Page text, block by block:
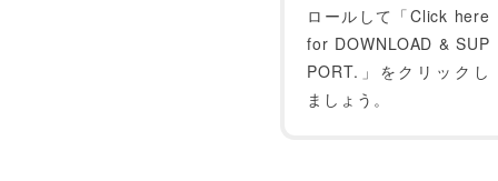
ロールして「Click here
for DOWNLOAD & SUP
PORT.」をクリックし
ましょう。